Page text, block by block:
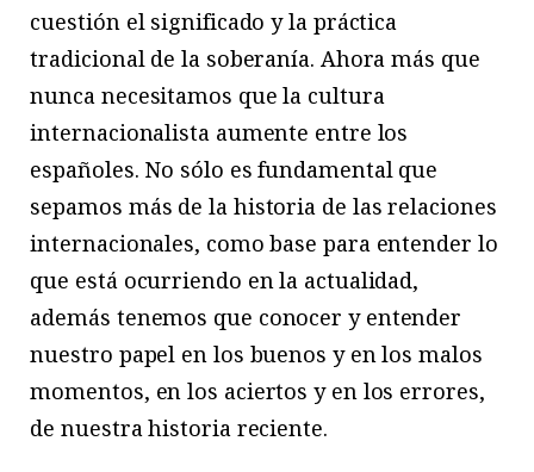
cuestión el significado y la práctica
tradicional de la soberanía. Ahora más que
nunca necesitamos que la cultura
internacionalista aumente entre los
españoles. No sólo es fundamental que
sepamos más de la historia de las relaciones
internacionales, como base para entender lo
que está ocurriendo en la actualidad,
además tenemos que conocer y entender
nuestro papel en los buenos y en los malos
momentos, en los aciertos y en los errores,
de nuestra historia reciente.